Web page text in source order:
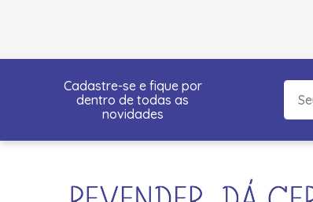
Cadastre-se e fique por
dentro de todas as
novidades